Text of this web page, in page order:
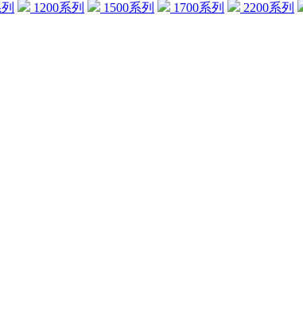
1200系列 1500系列 1700系列 2200系列